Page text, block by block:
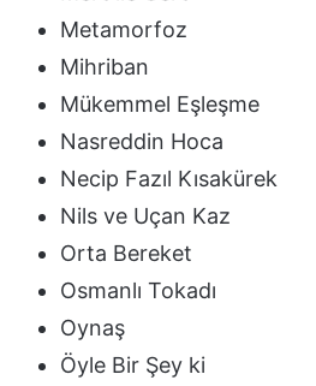
Metamorfoz
Mihriban
Mükemmel Eşleşme
Nasreddin Hoca
Necip Fazıl Kısakürek
Nils ve Uçan Kaz
Orta Bereket
Osmanlı Tokadı
Oynaş
Öyle Bir Şey ki